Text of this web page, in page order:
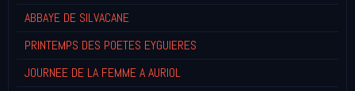
ABBAYE DE SILVACANE
PRINTEMPS DES POETES EYGUIERES
JOURNEE DE LA FEMME A AURIOL